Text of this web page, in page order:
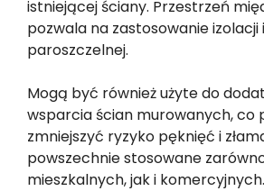
istniejącej ściany. Przestrzeń
pozwala na zastosowanie
paroszczelnej.
Mogą być również użyte do
wsparcia ścian murowanych, co
zmniejszyć ryzyko pęknięć i
powszechnie stosowane
mieszkalnych, jak i komercyjnych.